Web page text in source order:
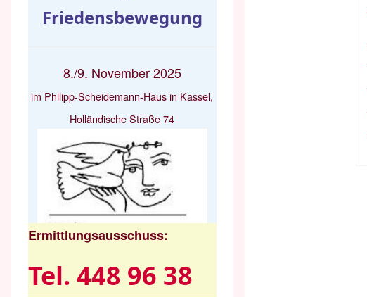
Friedensbewegung
8./9. November 2025
im Philipp-Scheidemann-Haus in Kassel,
Holländische Straße 74
Ermittlungsausschuss:
Tel. 448 96 38